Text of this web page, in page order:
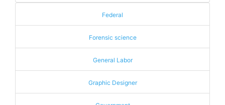
Federal
Forensic science
General Labor
Graphic Designer